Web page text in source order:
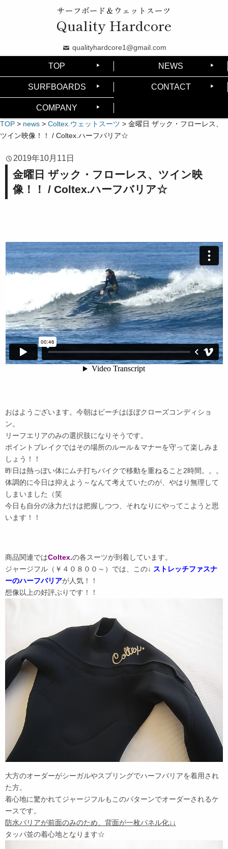
サーフボード＆ウェットスーツ
Quality Hardcore
qualityhardcore1@gmail.com
TOP NEWS
SURFBOARDS CONTACT
COMPANY
TOP > news > Coltex.ウェットスーツ > 金曜日 ザック・フローレス、
ツイン映像！！ / Coltex.ハーフバリア☆
2019年10月11日
金曜日 ザック・フローレス、ツイン映
像！！ / Coltex.ハーフバリア☆
おはようございます。今朝はビーチはほぼクローズコンディショ
ン。
リーフエリアのみの選択肢になりそうです。
ポイントブレイクではその場所のルール＆マナーを守って楽しみま
しょう！！
昨日は熱っぽい体にムチ打ちバイクで移動を重ねること2時間。。。
体調的に今日は抑えよう～なんて考えていたのが、やはり無理して
しまいました（笑
今日も自分の泳力だけは把握しつつ、それなりにやってこようと思
います！！
商品関連ではColtex.の各スーツが到着しています。
ジャージフル（￥４０８００～）では、この↓ ストレッチファスナ
ーのハーフバリアが人気！！
想像以上の好評ぶりです！！
大方のオーダーがシーガルやスプリングでハーフバリアを着用され
た方。
着心地に驚かれてジャージフルもこのパターンでオーダーされるケ
ースです。
防水バリアが前面のみのため、背面が一枚パネル化↓↓
タッパ並の着心地となります☆